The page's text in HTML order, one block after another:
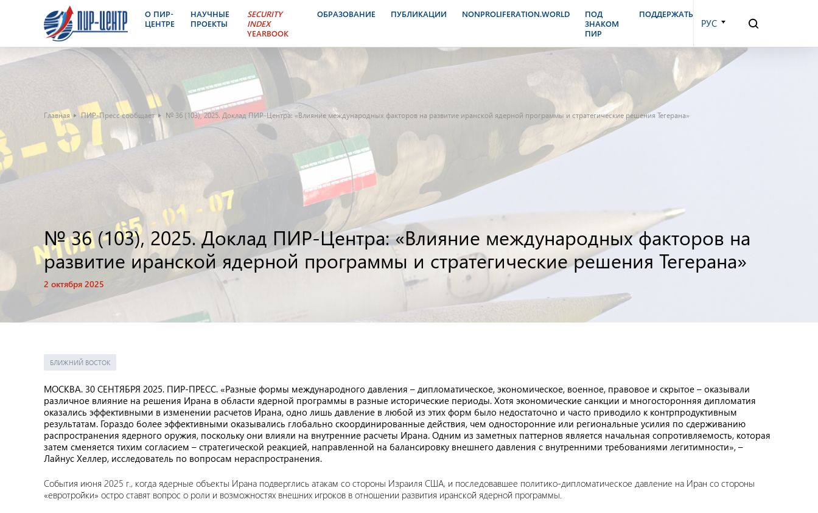
О ПИР-
ЦЕНТРЕ
НАУЧНЫЕ
ПРОЕКТЫ
SECURITY
INDEX
YEARBOOK
ОБРАЗОВАНИЕ ПУБЛИКАЦИИ NONPROLIFERATION.WORLD
ПОД
ЗНАКОМ
ПИР
ПОДДЕРЖАТЬ
РУС
Главная ПИР-Пресс сообщает № 36 (103), 2025. Доклад ПИР-Центра: «Влияние международных факторов на развитие иранской ядерной программы и стратегические решения Тегерана»
№ 36 (103), 2025. Доклад ПИР-Центра: «Влияние международных факторов на
развитие иранской ядерной программы и стратегические решения Тегерана»
2 октября 2025
БЛИЖНИЙ ВОСТОК
МОСКВА. 30 СЕНТЯБРЯ 2025. ПИР-ПРЕСС. «Разные формы международного давления – дипломатическое, экономическое, военное, правовое и скрытое – оказывали
различное влияние на решения Ирана в области ядерной программы в разные исторические периоды. Хотя экономические санкции и многосторонняя дипломатия
оказались эффективными в изменении расчетов Ирана, одно лишь давление в любой из этих форм было недостаточно и часто приводило к контрпродуктивным
результатам. Гораздо более эффективными оказывались глобально скоординированные действия, чем односторонние или региональные усилия по сдерживанию
распространения ядерного оружия, поскольку они влияли на внутренние расчеты Ирана. Одним из заметных паттернов является начальная сопротивляемость, которая
затем сменяется тихим согласием – стратегической реакцией, направленной на балансировку внешнего давления с внутренними требованиями легитимности», –
Лайнус Хеллер, исследователь по вопросам нераспространения.
События июня 2025 г., когда ядерные объекты Ирана подверглись атакам со стороны Израиля США, и последовавшее политико-дипломатическое давление на Иран со стороны
«евротройки» остро ставят вопрос о роли и возможностях внешних игроков в отношении развития иранской ядерной программы.